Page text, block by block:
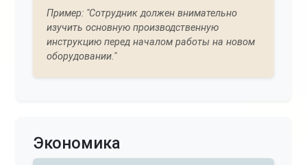
Пример: "Сотрудник должен внимательно
изучить основную производственную
инструкцию перед началом работы на новом
оборудовании."
Экономика